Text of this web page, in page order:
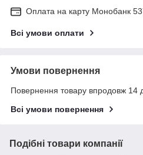
Оплата на карту Монобанк
Всі умови оплати
Умови повернення
Повернення товару впродовж 14
Всі умови повернення
Подібні товари компанії